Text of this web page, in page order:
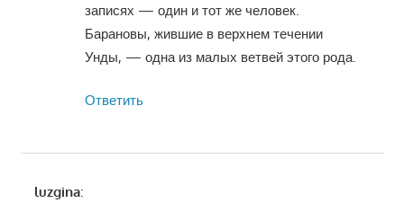
записях — один и тот же человек.
Барановы, жившие в верхнем течении
Унды, — одна из малых ветвей этого рода.
Ответить
luzgina: